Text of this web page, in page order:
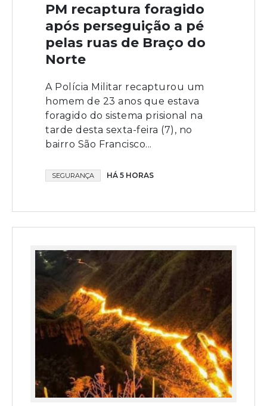
PM recaptura foragido
após perseguição a pé
pelas ruas de Braço do
Norte
A Polícia Militar recapturou um
homem de 23 anos que estava
foragido do sistema prisional na
tarde desta sexta-feira (7), no
bairro São Francisco...
SEGURANÇA HÁ 5 HORAS